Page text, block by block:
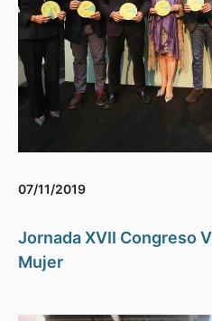
07/11/2019
Jornada XVII Congreso
Mujer